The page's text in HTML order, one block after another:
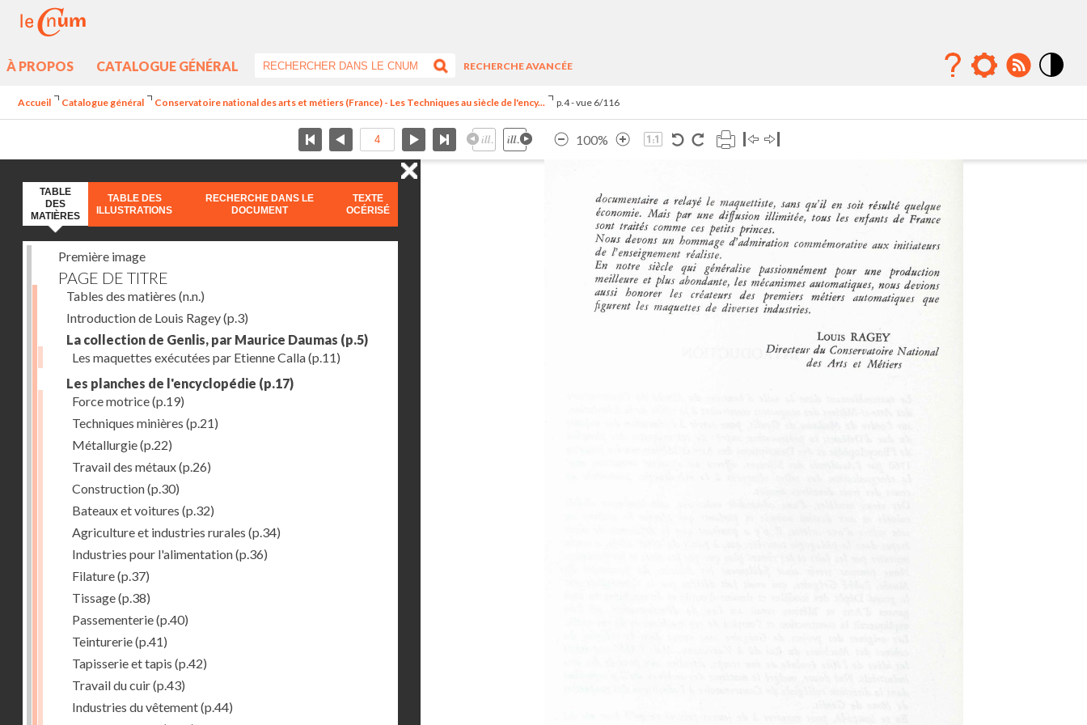
À PROPOS CATALOGUE GÉNÉRAL
RECHERCHE AVANCÉE
Accueil Catalogue général Conservatoire national des arts et métiers (France) - Les Techniques au siècle de l'ency... p.4 - vue 6/116
100%
TABLE
DES
MATIÈRES
TABLE DES
ILLUSTRATIONS
RECHERCHE DANS LE
DOCUMENT
TEXTE
OCÉRISÉ
Première image
PAGE DE TITRE
Tables des matières (n.n.)
Introduction de Louis Ragey(p.3)
La collection de Genlis, par Maurice Daumas (p.5)
Les maquettes exécutées par Etienne Calla(p.11)
Les planches de l'encyclopédie (p.17)
Force motrice(p.19)
Techniques minières (p.21)
Métallurgie(p.22)
Travail des métaux(p.26)
Construction(p.30)
Bateaux et voitures (p.32)
Agriculture et industries rurales (p.34)
Industries pour l'alimentation(p.36)
Filature(p.37)
Tissage(p.38)
Passementerie(p.40)
Teinturerie(p.41)
Tapisserie et tapis (p.42)
Travail du cuir(p.43)
Industries du vêtement(p.44)